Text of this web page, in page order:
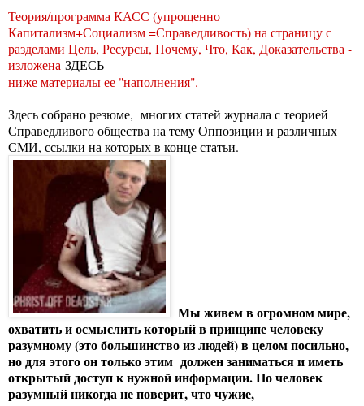
Теория/программа КАСС (упрощенно
Капитализм+Социализм =Справедливость) на страницу с
разделами Цель, Ресурсы, Почему, Что, Как, Доказательства -
изложена ЗДЕСЬ
ниже материалы ее "наполнения".
Здесь собрано резюме, многих статей журнала с теорией
Справедливого общества на тему Оппозиции и различных
СМИ, ссылки на которых в конце статьи.
Мы живем в огромном мире,
охватить и осмыслить который в принципе человеку
разумному (это большинство из людей) в целом посильно,
но для этого он только этим должен заниматься и иметь
открытый доступ к нужной информации. Но человек
разумный никогда не поверит, что чужие,